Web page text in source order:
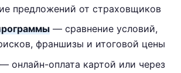
предложений от страховщиков
— сравнение условий,
франшизы и итоговой цены
онлайн-оплата картой или через